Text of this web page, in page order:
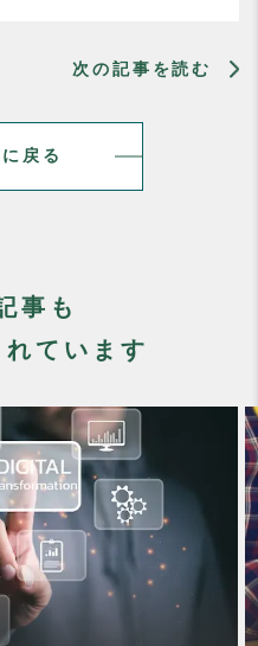
戻る
次の記事を読む
事も
ています